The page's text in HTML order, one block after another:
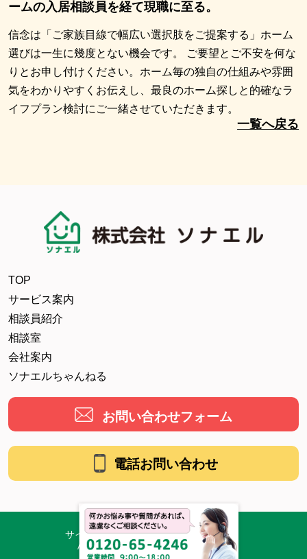
ームの入居相談員を経て現職に至る。
信念は「ご家族目線で幅広い選択肢をご提案する」ホーム
選びは一生に幾度とない機会です。 ご要望とご不安を何な
りとお申し付けください。ホーム毎の独自の仕組みや雰囲
気をわかりやすくお伝えし、最良のホーム探しと的確なラ
イフプラン検討にご一緒させていただきます。
一覧へ戻る
TOP
サービス案内
相談員紹介
相談室
会社案内
ソナエルちゃんねる
お問い合わせフォーム
電話お問い合わせ
サイトマップ プライバシーポリシー
All contents copyright © Sonaeru Co., Ltd